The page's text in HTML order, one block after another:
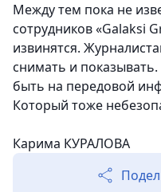
Между тем пока не
сотрудников «Galaksi
извинятся.
снимать и
быть на передовой
Который тоже
Карима КУРАЛОВА